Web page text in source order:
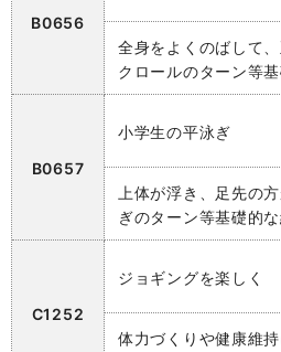
B0656
全身をよくのばして
クロールのターン等
B0657
小学生の平泳ぎ
上体が浮き、足先の
ぎのターン等基礎的
C1252
ジョギングを楽しく
体力づくりや健康維